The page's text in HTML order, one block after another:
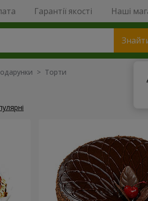
Гарантії якості Наші
> Торти